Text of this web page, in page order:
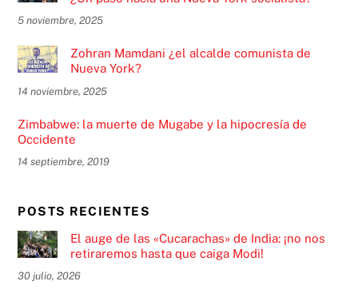
5 noviembre, 2025
Zohran Mamdani ¿el alcalde comunista de
Nueva York?
14 noviembre, 2025
Zimbabwe: la muerte de Mugabe y la hipocresía de
Occidente
14 septiembre, 2019
POSTS RECIENTES
El auge de las «Cucarachas» de India: ¡no nos
retiraremos hasta que caiga Modi!
30 julio, 2026